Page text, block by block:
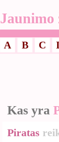
Jaunimo
A B C
Kas yra
Piratas